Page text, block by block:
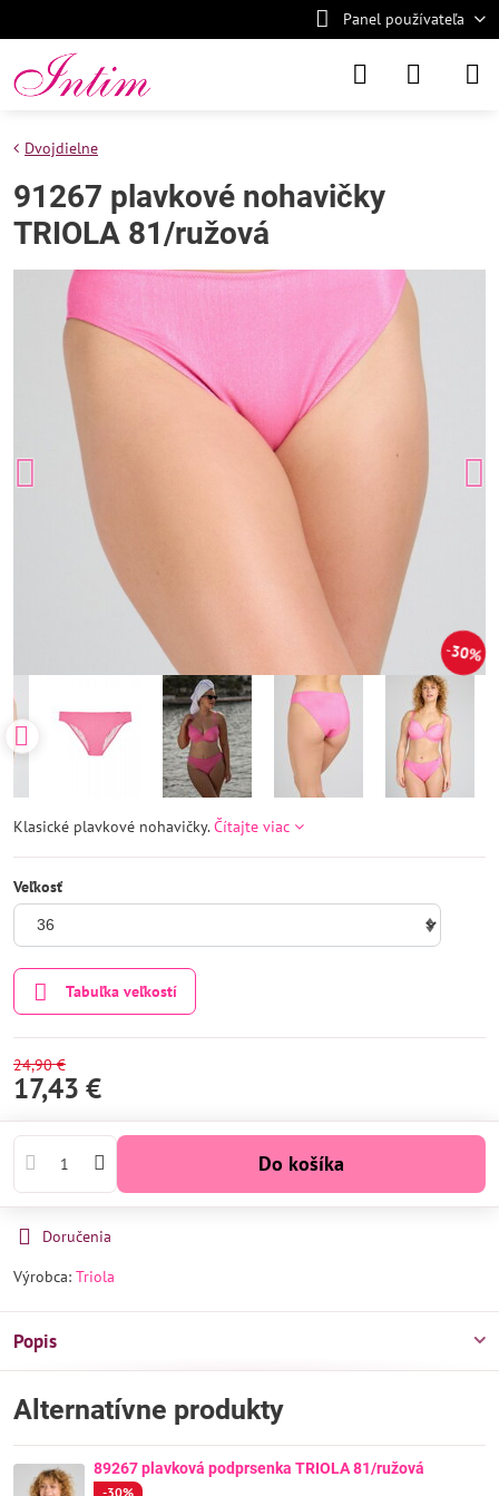
Panel používateľa
30%
Dvojdielne
91267 plavkové nohavičky
TRIOLA 81/ružová
Klasické plavkové nohavičky.Čítajte viac
Veľkosť
Tabuľka veľkostí
24,90 €
17,43 €
Do košíka
Doručenia
Výrobca: Triola
Popis
Alternatívne produkty
89267 plavková podprsenka TRIOLA 81/ružová
-30%